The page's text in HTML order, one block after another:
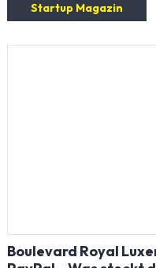
Startup Magazin
Boulevard Royal